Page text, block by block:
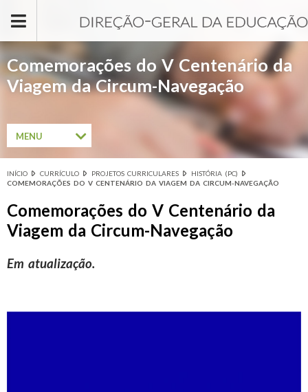
Comemorações do V Centenário da
Viagem da Circum-Navegação
Está aqui
INÍCIO CURRÍCULO PROJETOS CURRICULARES
HISTÓRIA (PC)
COMEMORAÇÕES DO V CENTENÁRIO DA VIAGEM DA CIRCUM-NAVEGAÇÃO
Comemorações do V Centenário da
Viagem da Circum-Navegação
Em atualização.
MENU